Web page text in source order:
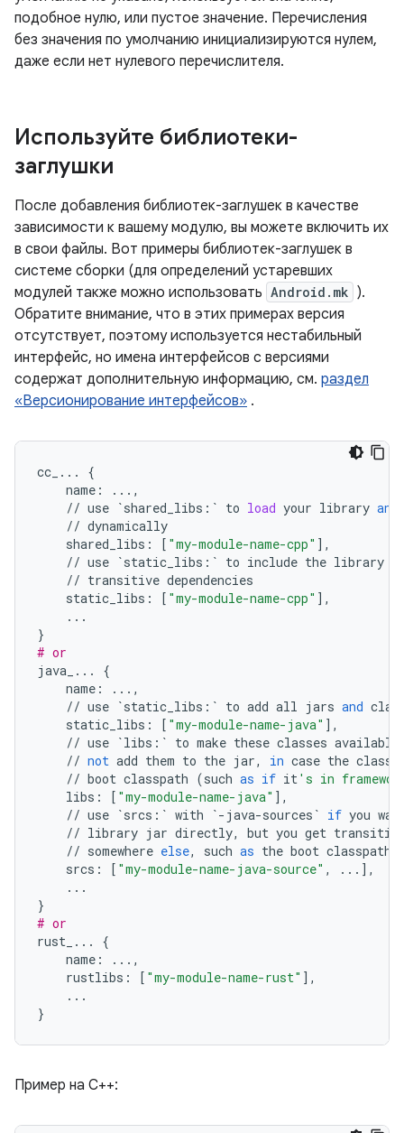
подобное нулю, или пустое значение. Перечисления
без значения по умолчанию инициализируются нулем,
даже если нет нулевого перечислителя.
Используйте библиотеки-
заглушки
После добавления библиотек-заглушек в качестве
зависимости к вашему модулю, вы можете включить их
в свои файлы. Вот примеры библиотек-заглушек в
системе сборки (для определений устаревших
модулей также можно использовать Android.mk ).
Обратите внимание, что в этих примерах версия
отсутствует, поэтому используется нестабильный
интерфейс, но имена интерфейсов с версиями
содержат дополнительную информацию, см. раздел
«Версионирование интерфейсов» .
cc_ ...
{
name : ... ,
// use `shared_libs : ` to load your library and
// dynamically
shared_libs : [ "my-module-name-cpp" ],
// use `static_libs : ` to include the library
// transitive dependencies
static_libs : [ "my-module-name-cpp" ],
...
}
# or
java_ ...
{
name : ... ,
// use `static_libs : ` to add all jars and
static_libs : [ "my-module-name-java" ],
// use `libs : ` to make these classes available
// not add them to the jar, in case the
// boot classpath (such as if it's in
libs : [ "my-module-name-java" ],
// use `srcs : ` with `- java-sources ` if you
// library jar directly, but you get
// somewhere else, such as the boot classpath
srcs : [ "my-module-name-java-source" , ... ],
...
}
# or
rust_ ...
{
name : ... ,
rustlibs : [ "my-module-name-rust" ],
...
}
Пример на C++: